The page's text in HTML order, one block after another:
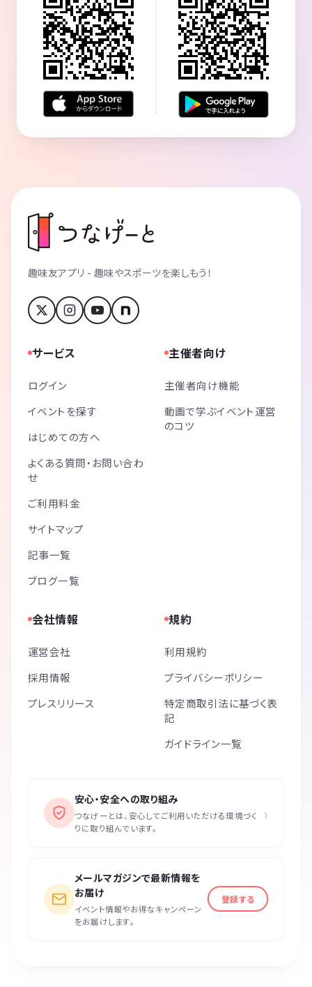
趣味友アプリ - 趣味やスポーツを楽しもう！
サービス
ログイン
イベントを探す
はじめての方へ
よくある質問・お問い合わ
せ
ご利用料金
サイトマップ
記事一覧
ブログ一覧
主催者向け
主催者向け機能
動画で学ぶイベント運営
のコツ
会社情報
運営会社
採用情報
プレスリリース
規約
利用規約
プライバシーポリシー
特定商取引法に基づく表
記
ガイドライン一覧
安心・安全への取り組み
つなげーとは、安心してご利用いただける環境づく
りに取り組んでいます。
›
メールマガジンで最新情報を
お届け
イベント情報やお得なキャンペーン
をお届けします。
登録する